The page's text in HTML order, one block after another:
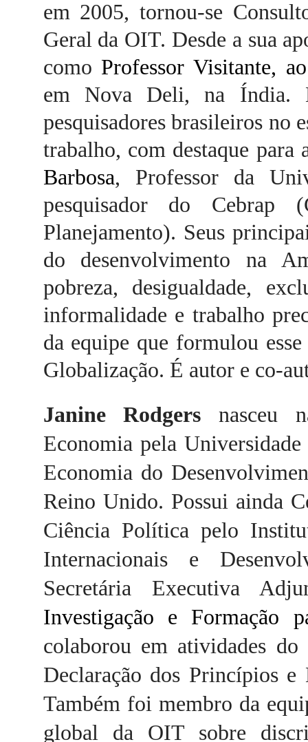
em 2005, tornou-se
Geral da OIT. Desde a sua
como Professor Visitante,
em Nova Deli, na Índia.
pesquisadores brasileiros no
trabalho, com destaque
Barbosa, Professor da
pesquisador do Cebrap
Planejamento). Seus
do desenvolvimento na
pobreza, desigualdade,
informalidade e trabalho
da equipe que formulou
Globalização. É autor e co-
Janine Rodgers nasceu
Economia pela
Economia do
Reino Unido. Possui ainda
Ciência Política pelo
Internacionais e
Secretária Executiva
Investigação e Formação
colaborou em atividades
Declaração dos Princípios
Também foi membro da
global da OIT sobre